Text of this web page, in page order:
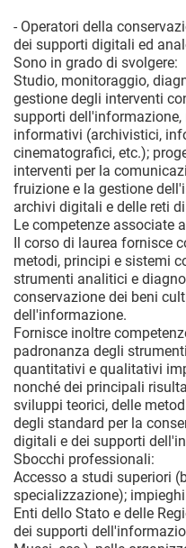
- Operatori della
dei supporti digitali ed
Sono in grado di svolgere:
Studio, monitoraggio,
gestione degli interventi
supporti
informativi (archivistici,
cinematografici, etc.);
interventi per la
fruizione e la gestione
archivi digitali e delle reti
Le competenze associate
Il corso di laurea fornisce
metodi, principi e sistemi
strumenti analitici e
conservazione dei beni
dell'informazione.
Fornisce inoltre
padronanza degli
quantitativi e qualitativi
nonché dei principali
sviluppi teorici, delle
degli standard per la
digitali e dei supporti
Sbocchi professionali:
Accesso a studi superiori
specializzazione);
Enti dello Stato e delle
dei supporti